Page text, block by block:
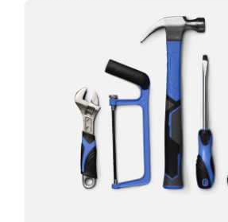
Кухня Дублин
от 20 160 п/м
Посмотреть